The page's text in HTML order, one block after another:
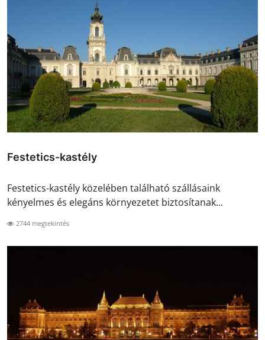
Festetics-kastély
Festetics-kastély közelében található szállásaink
kényelmes és elegáns környezetet biztosítanak...
2744 megtekintés